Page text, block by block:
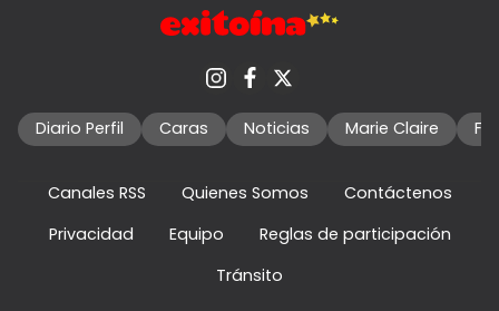
Diario Perfil Caras Noticias Marie Claire
Canales RSS Quienes Somos
Contáctenos
Privacidad
Equipo
Reglas de participación
Tránsito